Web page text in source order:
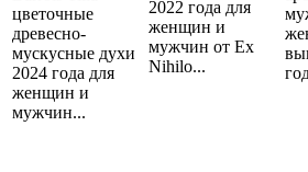
цветочные
древесно-
мускусные духи
2024 года для
женщин и
мужчин...
2022 года для
женщин и
мужчин от Ex
Nihilo...